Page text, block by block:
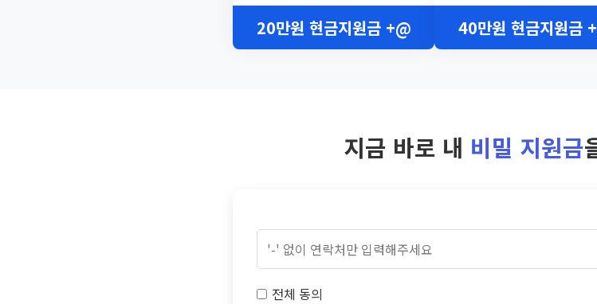
20만원 현금지원금 +@ 40만원 현금지원금
지금 바로 내 비밀 지원금
전체 동의